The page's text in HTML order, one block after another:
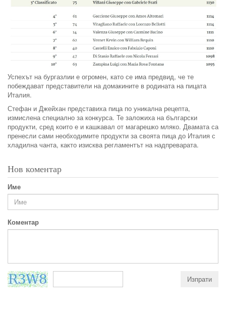
Успехът на бургазлии е огромен, като се има предвид, че те
побеждават представители на домакините в родината на пицата
Италия.
Стефан и Джейхан представиха пица по уникална рецепта,
измислена специално за конкурса. Те заложиха на български
продукти, сред които е и кашкавал от магарешко мляко. Двамата са
пренесли сами необходимите продукти за своята пица до Италия с
хладилна чанта, както изисква регламентът на надпреварата.
Нов коментар
Име
Коментар